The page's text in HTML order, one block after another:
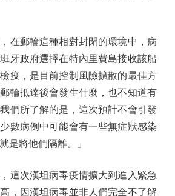
郵輪這種相對封閉的環境中，病
牙政府選擇在特內里費島接收該船
疫，是目前控制風險擴散的最佳方
輪抵達後會發生什麼，也不知道有
們所了解的是，這次預計不會引發
數病例中可能會有一些無症狀感染
是將他們隔離。」
次漢坦病毒疫情擴大到進入緊急
，因漢坦病毒並非人們完全不了解